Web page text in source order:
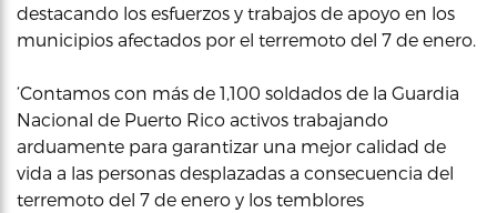
destacando los esfuerzos y trabajos de apoyo en los
municipios afectados por el terremoto del 7 de enero.
‘Contamos con más de 1,100 soldados de la Guardia
Nacional de Puerto Rico activos trabajando
arduamente para garantizar una mejor calidad de
vida a las personas desplazadas a consecuencia del
terremoto del 7 de enero y los temblores